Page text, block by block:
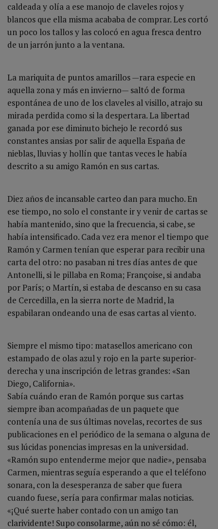
caldeada y olía a ese manojo de claveles rojos y
blancos que ella misma acababa de comprar. Les cortó
un poco los tallos y las colocó en agua fresca dentro
de un jarrón junto a la ventana.
La mariquita de puntos amarillos —rara especie en
aquella zona y más en invierno— saltó de forma
espontánea de uno de los claveles al visillo, atrajo su
mirada perdida como si la despertara. La libertad
ganada por ese diminuto bichejo le recordó sus
constantes ansias por salir de aquella España de
nieblas, lluvias y hollín que tantas veces le había
descrito a su amigo Ramón en sus cartas.
Diez años de incansable carteo dan para mucho. En
ese tiempo, no solo el constante ir y venir de cartas se
había mantenido, sino que la frecuencia, si cabe, se
había intensificado. Cada vez era menor el tiempo que
Ramón y Carmen tenían que esperar para recibir una
carta del otro: no pasaban ni tres días antes de que
Antonelli, si le pillaba en Roma; Françoise, si andaba
por París; o Martín, si estaba de descanso en su casa
de Cercedilla, en la sierra norte de Madrid, la
espabilaran ondeando una de esas cartas al viento.
Siempre el mismo tipo: matasellos americano con
estampado de olas azul y rojo en la parte superior-
derecha y una inscripción de letras grandes: «San
Diego, California».
Sabía cuándo eran de Ramón porque sus cartas
siempre iban acompañadas de un paquete que
contenía una de sus últimas novelas, recortes de sus
publicaciones en el periódico de la semana o alguna de
sus lúcidas ponencias impresas en la universidad.
«Ramón supo entenderme mejor que nadie», pensaba
Carmen, mientras seguía esperando a que el teléfono
sonara, con la desesperanza de saber que fuera
cuando fuese, sería para confirmar malas noticias.
«¡Qué suerte haber contado con un amigo tan
clarividente! Supo consolarme, aún no sé cómo: él,